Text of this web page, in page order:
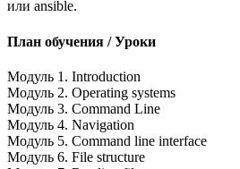
или ansible.
План обучения / Уроки
Модуль 1. Introduction
Модуль 2. Operating systems
Модуль 3. Command Line
Модуль 4. Navigation
Модуль 5. Command line interface
Модуль 6. File structure